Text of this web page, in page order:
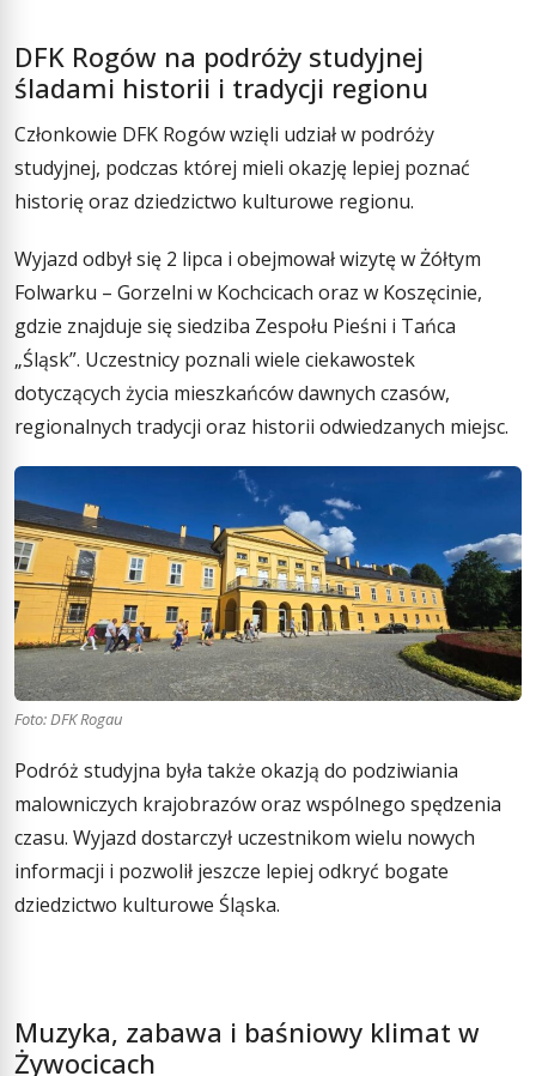
DFK Rogów na podróży studyjnej
śladami historii i tradycji regionu
Członkowie DFK Rogów wzięli udział w podróży
studyjnej, podczas której mieli okazję lepiej poznać
historię oraz dziedzictwo kulturowe regionu.
Wyjazd odbył się 2 lipca i obejmował wizytę w Żółtym
Folwarku – Gorzelni w Kochcicach oraz w Koszęcinie,
gdzie znajduje się siedziba Zespołu Pieśni i Tańca
„Śląsk”. Uczestnicy poznali wiele ciekawostek
dotyczących życia mieszkańców dawnych czasów,
regionalnych tradycji oraz historii odwiedzanych miejsc.
Foto: DFK Rogau
Podróż studyjna była także okazją do podziwiania
malowniczych krajobrazów oraz wspólnego spędzenia
czasu. Wyjazd dostarczył uczestnikom wielu nowych
informacji i pozwolił jeszcze lepiej odkryć bogate
dziedzictwo kulturowe Śląska.
Muzyka, zabawa i baśniowy klimat w
Żywocicach